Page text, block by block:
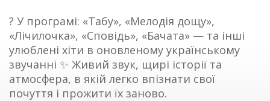
? У програмі: «Табу», «Мелодія дощу»,
«Лічилочка», «Сповідь», «Бачата» — та інші
улюблені хіти в оновленому українському
звучанні ✨ Живий звук, щирі історії та
атмосфера, в якій легко впізнати свої
почуття і прожити їх заново.